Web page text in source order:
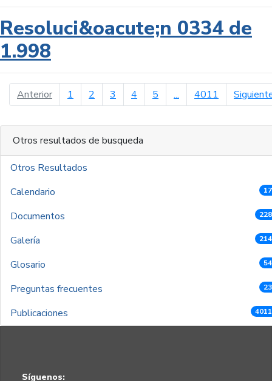
Resoluci&oacute;n 0334 de
1.998
Anteriorpágina anterior
1 2 3 4 5 ... 4011
Otros resultados de busqueda
Otros Resultados
Calendario
Documentos
Galería
Glosario
Preguntas frecuentes
Publicaciones
Síguenos: